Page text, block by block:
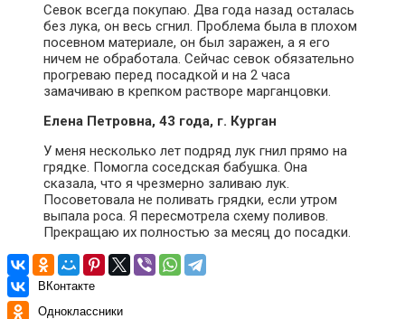
Севок всегда покупаю. Два года назад осталась
без лука, он весь сгнил. Проблема была в плохом
посевном материале, он был заражен, а я его
ничем не обработала. Сейчас севок обязательно
прогреваю перед посадкой и на 2 часа
замачиваю в крепком растворе марганцовки.
Елена Петровна, 43 года, г. Курган
У меня несколько лет подряд лук гнил прямо на
грядке. Помогла соседская бабушка. Она
сказала, что я чрезмерно заливаю лук.
Посоветовала не поливать грядки, если утром
выпала роса. Я пересмотрела схему поливов.
Прекращаю их полностью за месяц до посадки.
ВКонтакте
Одноклассники